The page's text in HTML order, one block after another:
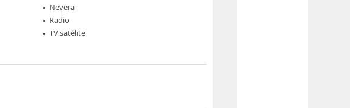
Nevera
Radio
TV satélite